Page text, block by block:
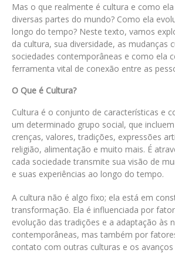
Mas o que realmente é cultura e como
diversas partes do mundo? Como ela
longo do tempo? Neste texto, vamos
da cultura, sua diversidade, as mudanças
sociedades contemporâneas e como ela
ferramenta vital de conexão entre as
O Que é Cultura?
Cultura é o conjunto de características e
um determinado grupo social, que
crenças, valores, tradições, expressões
religião, alimentação e muito mais. É
cada sociedade transmite sua visão de
e suas experiências ao longo do tempo.
A cultura não é algo fixo; ela está em
transformação. Ela é influenciada por
evolução das tradições e a adaptação às
contemporâneas, mas também por
contato com outras culturas e os